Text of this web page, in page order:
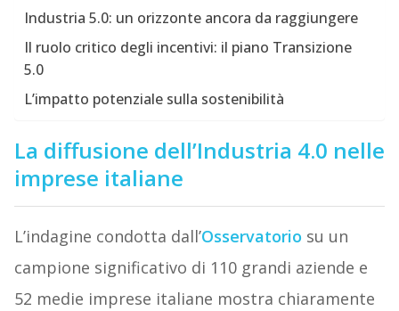
Industria 5.0: un orizzonte ancora da raggiungere
Il ruolo critico degli incentivi: il piano Transizione
5.0
L’impatto potenziale sulla sostenibilità
La diffusione dell’Industria 4.0 nelle
imprese italiane
L’indagine condotta dall’Osservatorio su un
campione significativo di 110 grandi aziende e
52 medie imprese italiane mostra chiaramente